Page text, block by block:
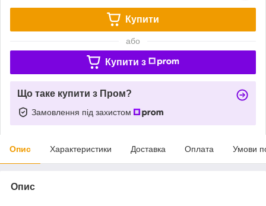
Купити
або
Купити з
Що таке купити з Пром?
Замовлення під захистом
Опис Характеристики Доставка Оплата Умови
Опис